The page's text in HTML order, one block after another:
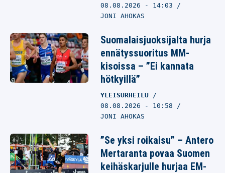
08.08.2026 - 14:03
JONI AHOKAS
Suomalaisjuoksijalta hurja
ennätyssuoritus MM-
kisoissa – ”Ei kannata
hötkyillä”
YLEISURHEILU
08.08.2026 - 10:58
JONI AHOKAS
”Se yksi roikaisu” – Antero
Mertaranta povaa Suomen
keihäskarjulle hurjaa EM-